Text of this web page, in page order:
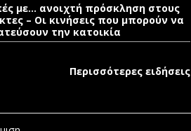
με… ανοιχτή πρόσκληση στους
– Οι κινήσεις που μπορούν να
την κατοικία
Περισσότερες ειδήσεις